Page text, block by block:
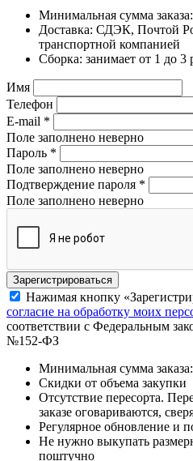
Минимальная сумма
Доставка: СДЭК, Почтой
транспортной компанией
Сборка: занимает от 1 до 3
Имя
Телефон
E-mail *
Поле заполнено неверно
Пароль *
Поле заполнено неверно
Подтверждение пароля *
Поле заполнено неверно
Нажимая кнопку
согласие на обработку моих
соответствии с Федеральным
№152-ФЗ
Минимальная сумма
Скидки от объема закупки
Отсутствие пересорта.
заказе оговариваются,
Регулярное обновление и
Не нужно выкупать
поштучно